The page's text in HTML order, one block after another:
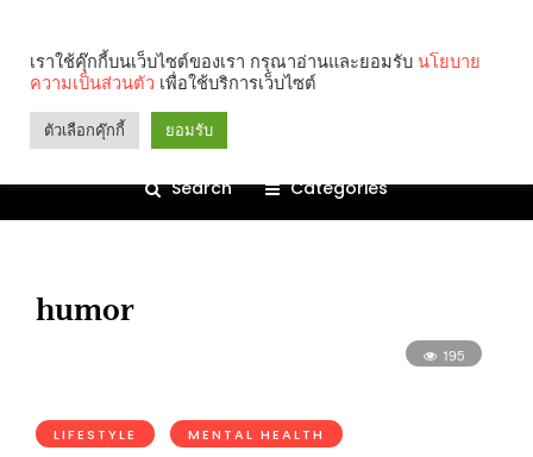
Search Categories
humor
195
LIFESTYLE MENTAL HEALTH
เราใช้คุ๊กกี้บนเว็บไซต์ของเรา กรุณาอ่านและยอมรับ นโยบาย
ความเป็นส่วนตัว เพื่อใช้บริการเว็บไซต์
ตัวเลือกคุ๊กกี้ ยอมรับ